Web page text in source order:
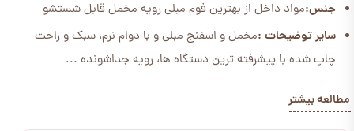
جنس:مواد داخل از بهترین فوم مبلی رویه مخمل قابل شستشو
سایر توضیحات :مخمل و اسفنج مبلی و با دوام نرم، سبک و راحت
چاپ شده با پیشرفته ترین دستگاه ها، رویه جداشونده ...
مطالعه بیشتر